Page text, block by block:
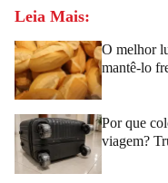
Leia Mais:
O melhor
mantê-lo
Por que
viagem?